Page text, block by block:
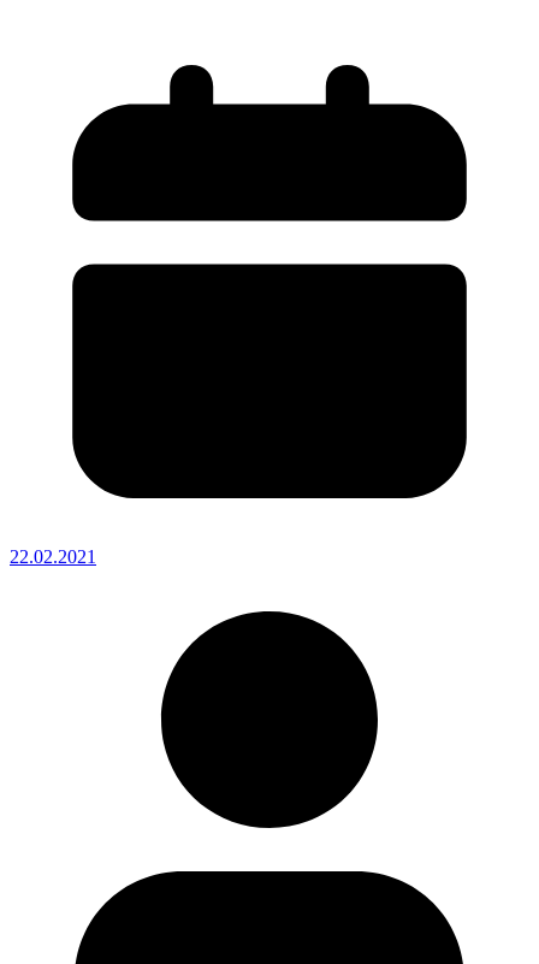
22.02.2021